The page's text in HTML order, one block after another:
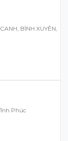
BÌNH XUYÊN,
Phúc